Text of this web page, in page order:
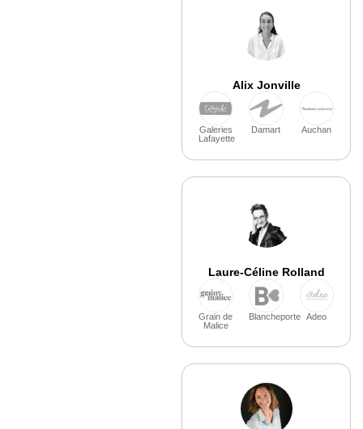
Alix Jonville
Galeries
Lafayette
Damart Auchan
Laure-Céline Rolland
Grain de
Malice
Blancheporte Adeo